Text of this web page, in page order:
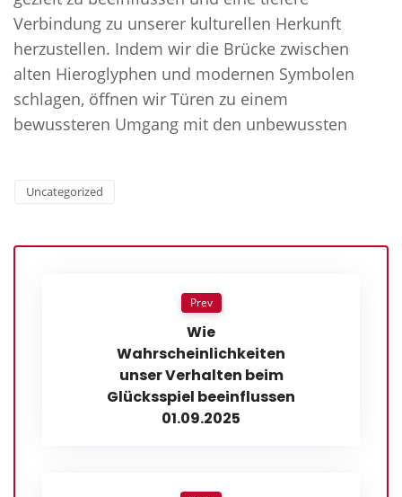
Verbindung zu unserer kulturellen Herkunft
herzustellen. Indem wir die Brücke zwischen
alten Hieroglyphen und modernen Symbolen
schlagen, öffnen wir Türen zu einem
bewussteren Umgang mit den unbewussten
Uncategorized
Prev
Wie
Wahrscheinlichkeiten
unser Verhalten beim
Glücksspiel beeinflussen
01.09.2025